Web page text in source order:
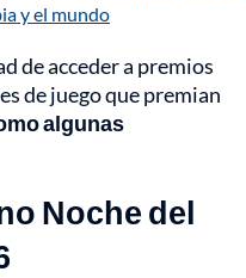
y el mundo
de acceder a premios
de juego que premian
algunas
Noche del